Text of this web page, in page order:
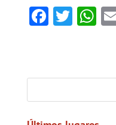
F
b
T
er
W
sA